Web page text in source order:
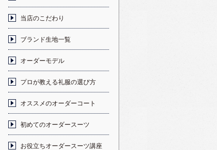
当店のこだわり
ブランド生地一覧
オーダーモデル
プロが教える礼服の選び方
オススメのオーダーコート
初めてのオーダースーツ
お役立ちオーダースーツ講座